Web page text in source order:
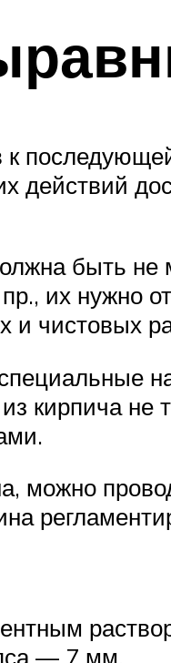
к
действий
быть не
их нужно
и чистовых
кирпича не
можно
— 7 мм.